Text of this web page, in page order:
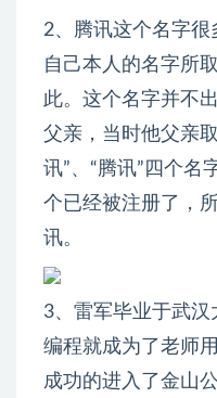
2、腾讯这个名字
自己本人的名字所
此。这个名字并不
父亲，当时他父亲
讯”、“腾讯”四个名
个已经被注册了，
讯。
3、雷军毕业于武
编程就成为了老师
成功的进入了金山